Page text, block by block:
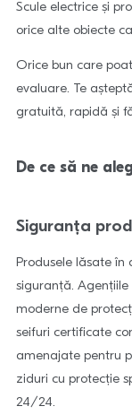
Scule electrice și
orice alte obiecte
Orice bun care
evaluare. Te
gratuită, rapidă și
De ce să ne
Siguranța
Produsele lăsate
siguranță.
moderne de
seifuri certificate
amenajate pentru
ziduri cu protecție
24/24.